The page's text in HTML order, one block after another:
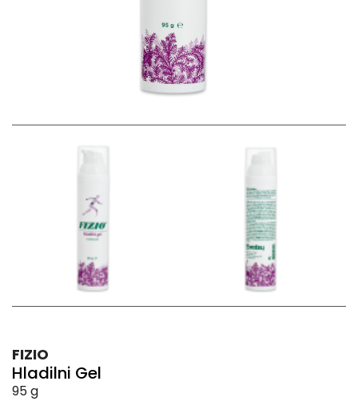
FIZIO
Hladilni Gel
95 g